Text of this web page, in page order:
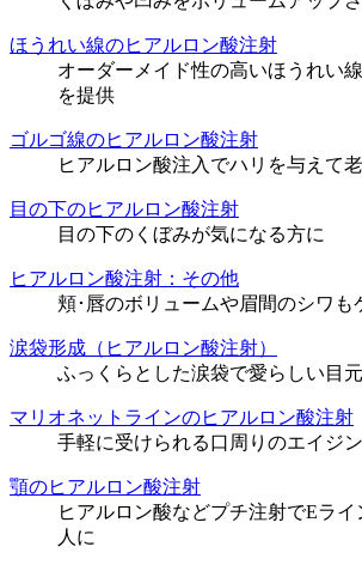
ほうれい線のヒアルロン酸注射
オーダーメイド性の高いほうれい
を提供
ゴルゴ線のヒアルロン酸注射
ヒアルロン酸注入でハリを与えて
目の下のヒアルロン酸注射
目の下のくぼみが気になる方に
ヒアルロン酸注射：その他
頬･唇のボリュームや眉間のシワも
涙袋形成（ヒアルロン酸注射）
ふっくらとした涙袋で愛らしい目
マリオネットラインのヒアルロン酸注射
手軽に受けられる口周りのエイジ
顎のヒアルロン酸注射
ヒアルロン酸などプチ注射でEラ
人に